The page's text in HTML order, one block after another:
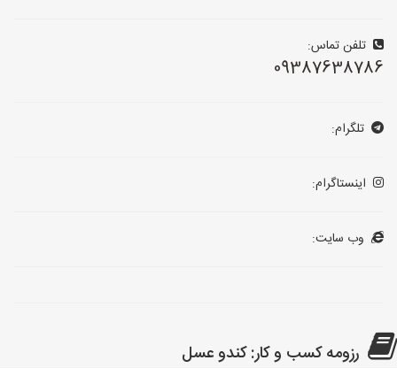
تلفن تماس:
09387638786
تلگرام:
اینستاگرام:
وب سایت:
رزومه کسب و کار: کندو عسل